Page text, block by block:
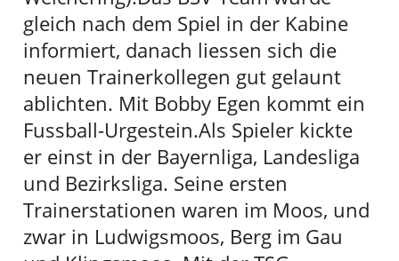
gleich nach dem Spiel in der Kabine
informiert, danach liessen sich die
neuen Trainerkollegen gut gelaunt
ablichten. Mit Bobby Egen kommt ein
Fussball-Urgestein.Als Spieler kickte
er einst in der Bayernliga, Landesliga
und Bezirksliga. Seine ersten
Trainerstationen waren im Moos, und
zwar in Ludwigsmoos, Berg im Gau